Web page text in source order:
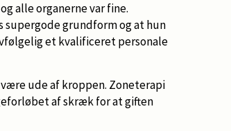
alle organerne var fine.
supergode grundform og at hun
et kvalificeret personale
ude af kroppen. Zoneterapi
af skræk for at giften